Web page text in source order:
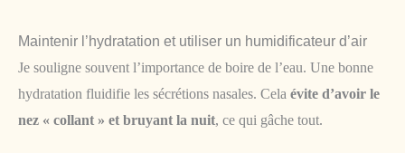
Maintenir l’hydratation et utiliser un humidificateur d’air
Je souligne souvent l’importance de boire de l’eau. Une bonne
hydratation fluidifie les sécrétions nasales. Cela évite d’avoir le
nez « collant » et bruyant la nuit, ce qui gâche tout.